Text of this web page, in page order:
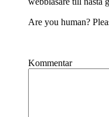
Are you human?
Kommentar